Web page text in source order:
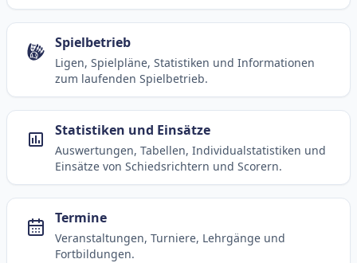
Spielbetrieb
Ligen, Spielpläne, Statistiken und Informationen
zum laufenden Spielbetrieb.
Statistiken und Einsätze
Auswertungen, Tabellen, Individualstatistiken und
Einsätze von Schiedsrichtern und Scorern.
Termine
Veranstaltungen, Turniere, Lehrgänge und
Fortbildungen.